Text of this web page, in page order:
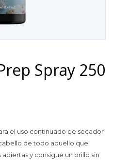
Spray 250
el uso continuado de secador
de todo aquello que
abiertas y consigue un brillo sin